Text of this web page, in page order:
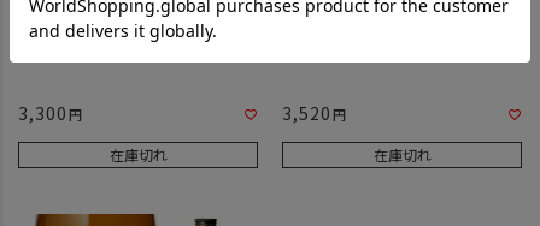
3,300
在庫切れ
3,520
在庫切れ